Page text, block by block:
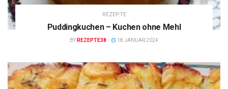
REZEPTE
Puddingkuchen – Kuchen ohne Mehl
BY REZEPTE38 18 JANUAR 2024